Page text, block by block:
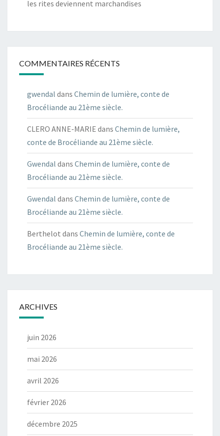
les rites deviennent marchandises
COMMENTAIRES RÉCENTS
gwendal dans Chemin de lumière, conte de
Brocéliande au 21ème siècle.
CLERO ANNE-MARIE dans Chemin de lumière,
conte de Brocéliande au 21ème siècle.
Gwendal dans Chemin de lumière, conte de
Brocéliande au 21ème siècle.
Gwendal dans Chemin de lumière, conte de
Brocéliande au 21ème siècle.
Berthelot dans Chemin de lumière, conte de
Brocéliande au 21ème siècle.
ARCHIVES
juin 2026
mai 2026
avril 2026
février 2026
décembre 2025